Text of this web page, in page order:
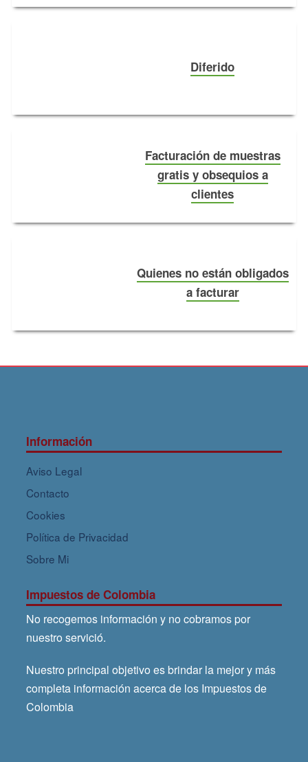
Diferido
Facturación de muestras
gratis y obsequios a
clientes
Quienes no están obligados
a facturar
Información
Aviso Legal
Contacto
Cookies
Política de Privacidad
Sobre Mi
Impuestos de Colombia
No recogemos información y no cobramos por
nuestro servició.
Nuestro principal objetivo es brindar la mejor y más
completa información acerca de los Impuestos de
Colombia